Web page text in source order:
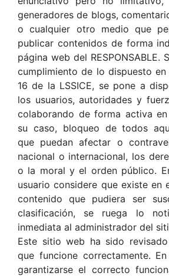
generadores de blogs,
o cualquier otro medio que
publicar contenidos de forma
página web del RESPONSABLE.
cumplimiento de lo dispuesto
16 de la LSSICE, se pone a
los usuarios, autoridades y
colaborando de forma activa
su caso, bloqueo de todos
que puedan afectar o
nacional o internacional, los
o la moral y el orden público.
usuario considere que existe en
contenido que pudiera ser
clasificación, se ruega lo
inmediata al administrador del
Este sitio web ha sido
que funcione correctamente.
garantizarse el correcto